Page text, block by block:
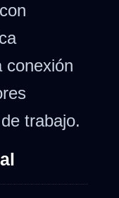
conexión
trabajo.